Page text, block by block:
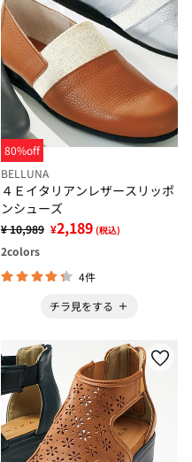
80%off
BELLUNA
４Ｅイタリアンレザースリッポ
ンシューズ
¥ 10,989 ¥2,189 (税込)
2colors
4件
チラ見をする